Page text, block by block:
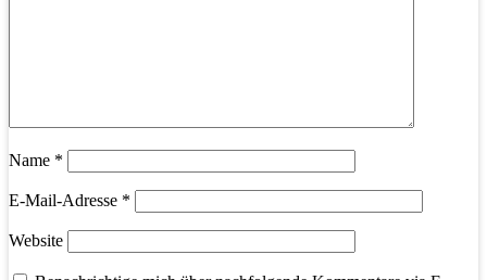
Name *
E-Mail-Adresse *
Website